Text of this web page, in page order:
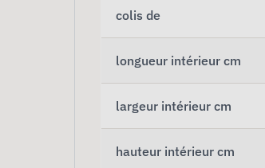
colis de
longueur intérieur cm
largeur intérieur cm
hauteur intérieur cm